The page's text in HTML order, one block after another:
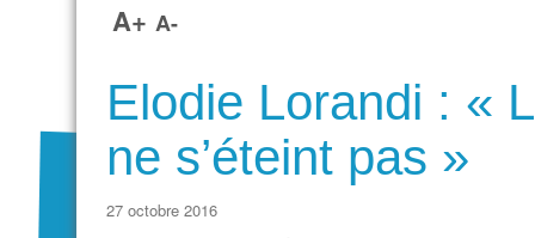
A+ A-
Elodie Lorandi : «
ne s’éteint pas »
27 octobre 2016